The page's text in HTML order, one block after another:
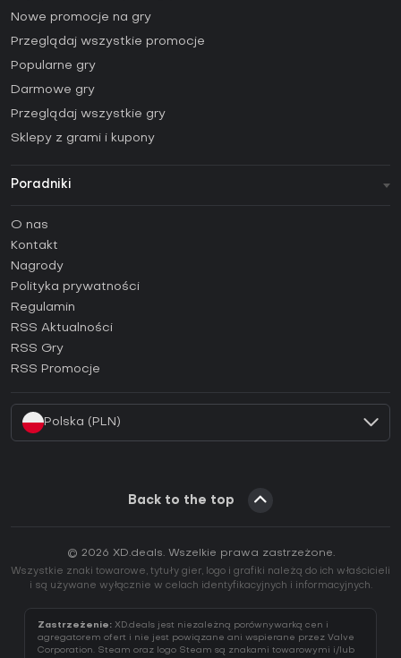
Nowe promocje na gry
Przeglądaj wszystkie promocje
Popularne gry
Darmowe gry
Przeglądaj wszystkie gry
Sklepy z grami i kupony
Poradniki
Poradniki
Jak aktywować klucz Steam (CD Key)?
Jak aktywować klucz Epic Games (CD Key)?
Jak aktywować klucz GOG (CD Key)?
Jak aktywować klucz Ubisoft Connect (CD Key)?
Jak aktywować klucz EA App (CD Key)?
O nas
Kontakt
Nagrody
Polityka prywatności
Regulamin
RSS Aktualności
RSS Gry
RSS Promocje
Polska (PLN)
Back to the top
© 2026 XD.deals. Wszelkie prawa zastrzeżone.
Wszystkie znaki towarowe, tytuły gier, logo i grafiki należą do ich właścicieli
i są używane wyłącznie w celach identyfikacyjnych i informacyjnych.
Zastrzeżenie: XD.deals jest niezależną porównywarką cen i
agregatorem ofert i nie jest powiązane ani wspierane przez Valve
Corporation. Steam oraz logo Steam są znakami towarowymi i/lub